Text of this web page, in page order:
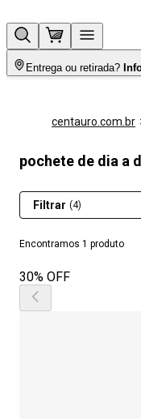
Entrega ou retirada?
centauro.com.br
pochete de dia a
Encontramos 1 produto
Filtrar (4)
30% OFF